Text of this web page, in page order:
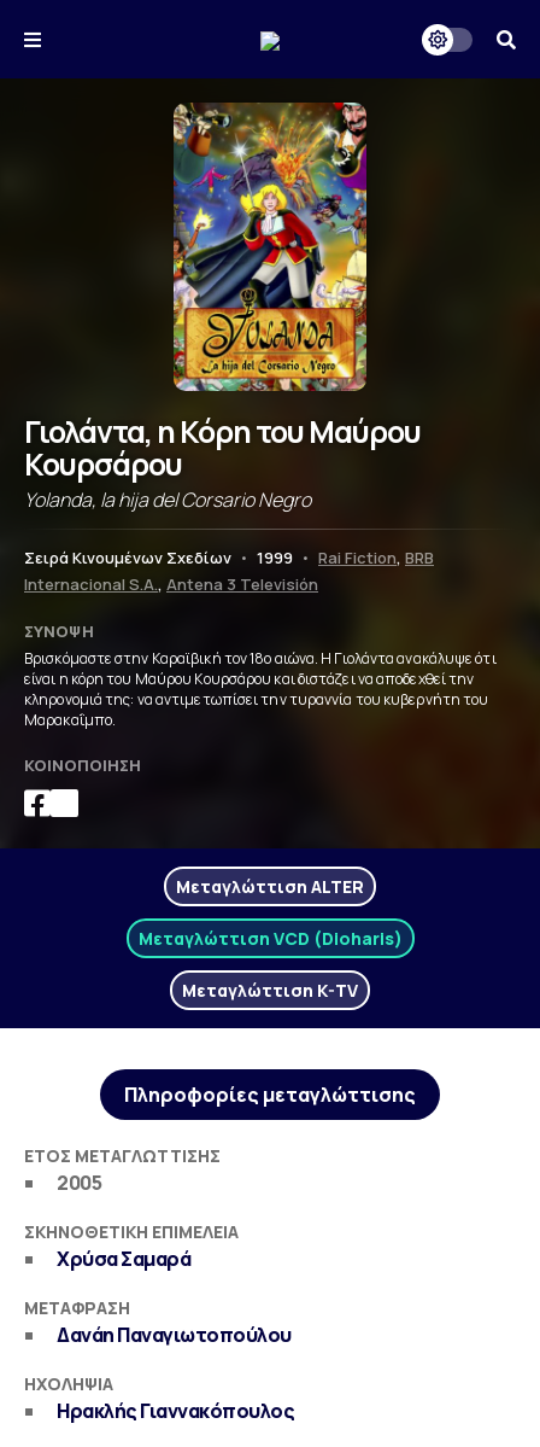
Γιολάντα, η Κόρη του Μαύρου
Κουρσάρου
Yolanda, la hija del Corsario Negro
Σειρά Κινουμένων Σχεδίων • 1999 • Rai Fiction, BRB
Internacional S.A., Antena 3 Televisión
ΣΎΝΟΨΗ
Βρισκόμαστε στην Καραϊβική τον 18ο αιώνα. Η Γιολάντα ανακάλυψε ότι
είναι η κόρη του Μαύρου Κουρσάρου και διστάζει να αποδεχθεί την
κληρονομιά της: να αντιμετωπίσει την τυραννία του κυβερνήτη του
Μαρακαΐμπο.
ΚΟΙΝΟΠΟΊΗΣΗ
Μεταγλώττιση ALTER
Μεταγλώττιση VCD (Dioharis)
Μεταγλώττιση K-TV
Πληροφορίες μεταγλώττισης
ΈΤΟΣ ΜΕΤΑΓΛΏΤΤΙΣΗΣ
2005
ΣΚΗΝΟΘΕΤΙΚΉ ΕΠΙΜΈΛΕΙΑ
Χρύσα Σαμαρά
ΜΕΤΆΦΡΑΣΗ
Δανάη Παναγιωτοπούλου
ΗΧΟΛΗΨΊΑ
Ηρακλής Γιαννακόπουλος